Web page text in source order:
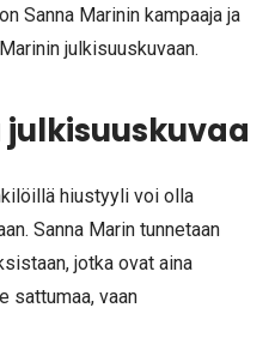
Sanna Marinin kampaaja ja
julkisuuskuvaan.
hiustyyli voi olla
Sanna Marin tunnetaan
jotka ovat aina
sattumaa, vaan